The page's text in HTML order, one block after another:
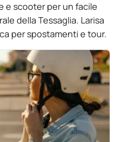
e scooter per un facile
della Tessaglia. Larisa
per spostamenti e tour.